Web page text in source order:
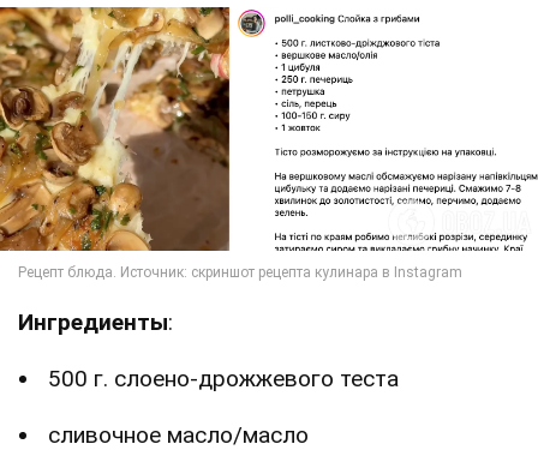
Ингредиенты:
500 г. слоено-дрожжевого теста
сливочное масло/масло